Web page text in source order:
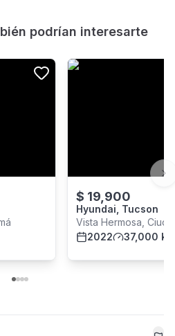
podrían interesarte
$ 19,900
Hyundai, Tucson
Vista Hermosa,
2022
37,000 km